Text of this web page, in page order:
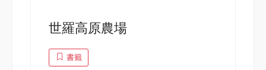
世羅高原農場
書籤